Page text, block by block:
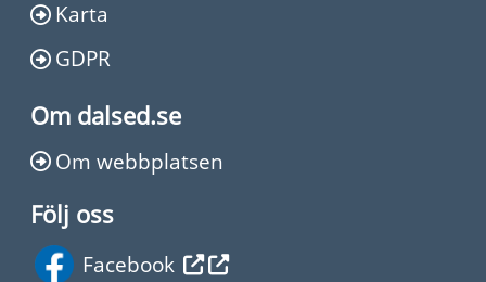
Karta
GDPR
Om dalsed.se
Om webbplatsen
Följ oss
Facebook